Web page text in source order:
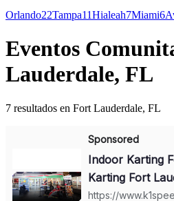
Orlando22Tampa11Hialeah7Miami6
Eventos
Lauderdale, FL
7 resultados en Fort Lauderdale, FL